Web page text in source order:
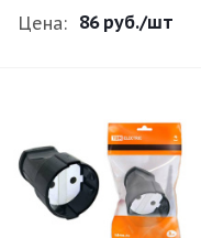
Цена: 86 руб./шт